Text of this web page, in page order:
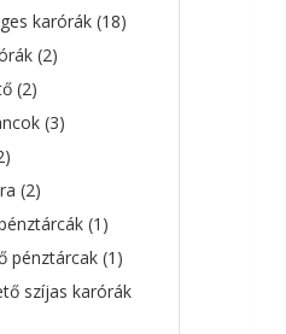
karórák(18)
(2)
(2)
(3)
(2)
(1)
pénztárcak(1)
szíjas karórák